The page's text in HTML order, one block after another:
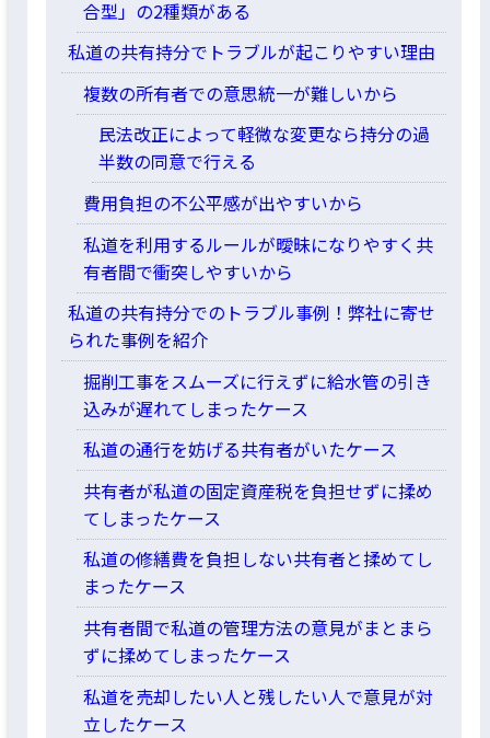
合型」の2種類がある
私道の共有持分でトラブルが起こりやすい理由
複数の所有者での意思統一が難しいから
民法改正によって軽微な変更なら持分の過
半数の同意で行える
費用負担の不公平感が出やすいから
私道を利用するルールが曖昧になりやすく共
有者間で衝突しやすいから
私道の共有持分でのトラブル事例！弊社に寄せ
られた事例を紹介
掘削工事をスムーズに行えずに給水管の引き
込みが遅れてしまったケース
私道の通行を妨げる共有者がいたケース
共有者が私道の固定資産税を負担せずに揉め
てしまったケース
私道の修繕費を負担しない共有者と揉めてし
まったケース
共有者間で私道の管理方法の意見がまとまら
ずに揉めてしまったケース
私道を売却したい人と残したい人で意見が対
立したケース